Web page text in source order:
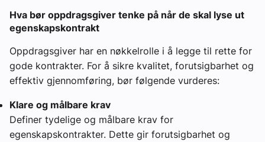
Hva bør oppdragsgiver tenke på når de skal lyse ut
egenskapskontrakt
Oppdragsgiver har en nøkkelrolle i å legge til rette for
gode kontrakter. For å sikre kvalitet, forutsigbarhet og
effektiv gjennomføring, bør følgende vurderes:
Klare og målbare krav
Definer tydelige og målbare krav for
egenskapskontrakter. Dette gir forutsigbarhet og